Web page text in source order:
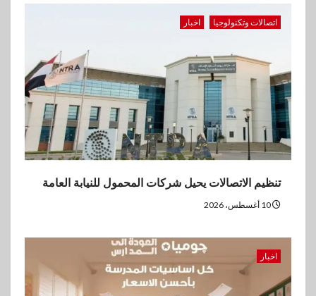
وعروض يومية
بنوك
بنك الإسكندرية يحقق صافي أرباح
7.54 مليار جنيه خلال النصف
الأول من 2026
4
اقتصاد
وصافي الربح يرتفع إلى486
5
عقارات
مدينة مصر تسجل مبيعات بقيمة
28.4 مليار جنيه خلال النصف
الأول من 2026
اتصالات وتكنولوجيا اخبار
تنظيم الاتصالات يحيل شركات المحمول للنيابة العامة
اخبار